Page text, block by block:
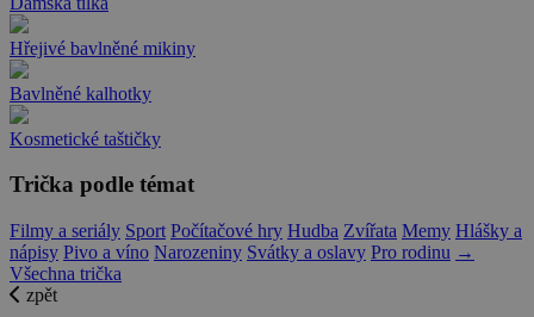
Hřejivé bavlněné mikiny
Bavlněné kalhotky
Kosmetické taštičky
Trička podle témat
Filmy a seriály Sport Počítačové hry Hudba Zvířata Memy Hlášky a
nápisy Pivo a víno Narozeniny Svátky a oslavy Pro rodinu →
Všechna trička
zpět